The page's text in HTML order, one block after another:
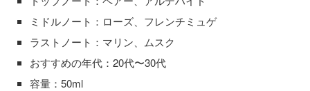
ミドルノート：ローズ、フレンチミュゲ
ラストノート：マリン、ムスク
おすすめの年代：20代〜30代
容量：50ml